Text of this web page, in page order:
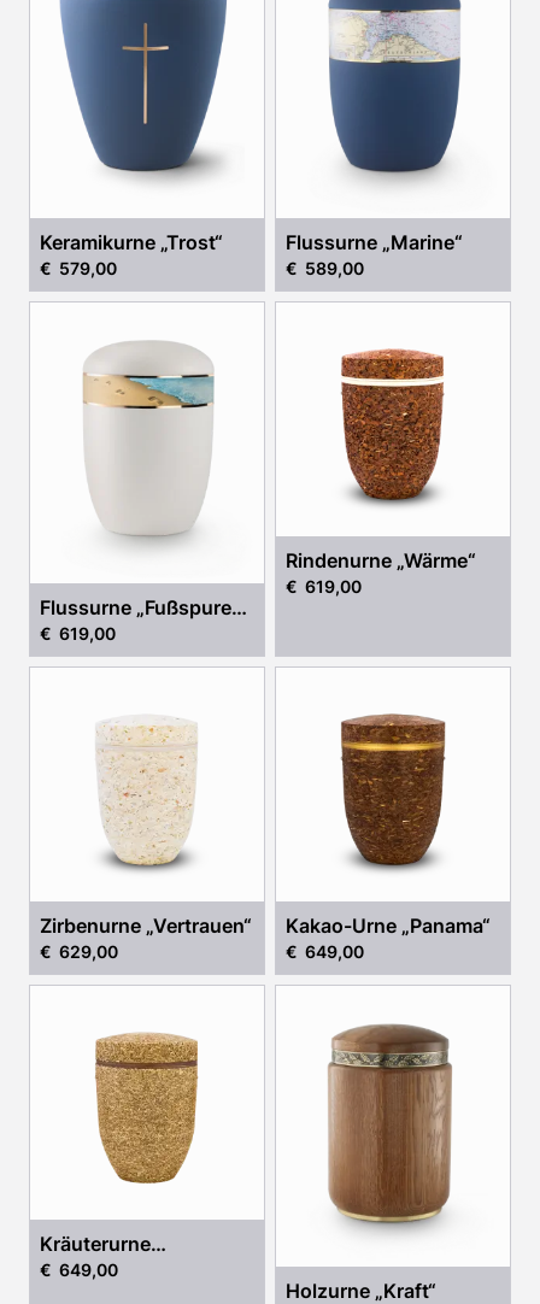
Keramikurne „Trost“
€ 579,00
Flussurne „Marine“
€ 589,00
Flussurne „Fußspuren
im Sand“
€ 619,00
Rindenurne „Wärme“
€ 619,00
Zirbenurne „Vertrauen“
€ 629,00
Kakao-Urne „Panama“
€ 649,00
Kräuterurne
"Provence"
€ 649,00
Holzurne „Kraft“